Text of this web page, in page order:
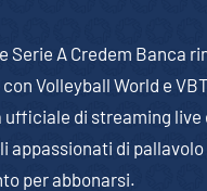
Serie A Credem Banca
Volleyball World e
di streaming live
appassionati di pallavolo
per abbonarsi.